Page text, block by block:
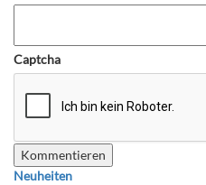
Captcha
Neuheiten